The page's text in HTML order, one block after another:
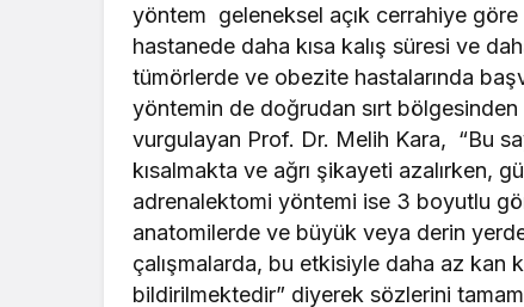
yöntem geleneksel açık cerrahiye
hastanede daha kısa kalış süresi ve
tümörlerde ve obezite hastalarında
yöntemin de doğrudan sırt bölgesinden
vurgulayan Prof. Dr. Melih Kara, “Bu
kısalmakta ve ağrı şikayeti azalırken,
adrenalektomi yöntemi ise 3 boyutlu
anatomilerde ve büyük veya derin
çalışmalarda, bu etkisiyle daha az kan
bildirilmektedir” diyerek sözlerini